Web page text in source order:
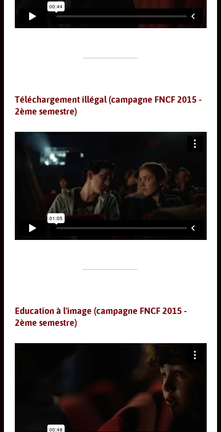
Téléchargement illégal (campagne FNCF 2015 -
2ème semestre)
Education à l'image (campagne FNCF 2015 -
2ème semestre)